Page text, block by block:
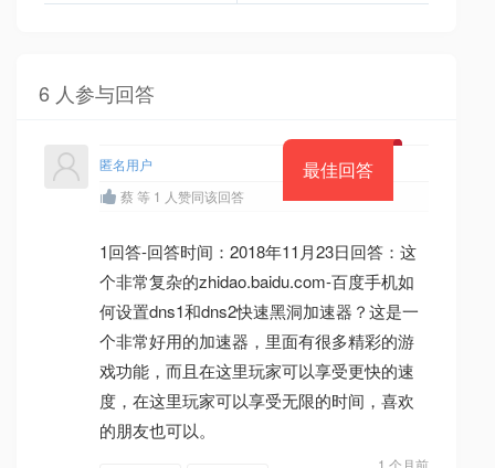
6 人参与回答
最佳回答
匿名用户
蔡 等 1 人赞同该回答
1回答-回答时间：2018年11月23日回答：这
个非常复杂的zhidao.baidu.com-百度手机如
何设置dns1和dns2快速黑洞加速器？这是一
个非常好用的加速器，里面有很多精彩的游
戏功能，而且在这里玩家可以享受更快的速
度，在这里玩家可以享受无限的时间，喜欢
的朋友也可以。